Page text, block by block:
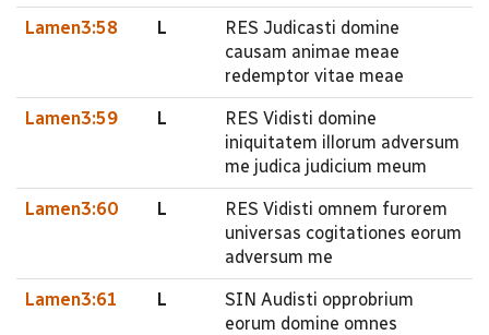
Lamen3:58 L
RES Judicasti domine
causam animae meae
redemptor vitae meae
Lamen3:59 L
RES Vidisti domine
iniquitatem illorum adversum
me judica judicium meum
Lamen3:60 L
RES Vidisti omnem furorem
universas cogitationes eorum
adversum me
Lamen3:61 L
SIN Audisti opprobrium
eorum domine omnes